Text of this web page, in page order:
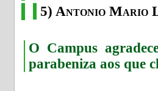
5) Antonio Mario
O Campus
parabeniza aos que